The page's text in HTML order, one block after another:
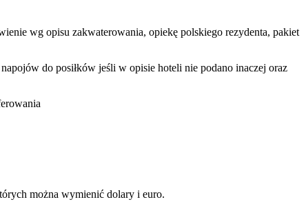
wg opisu zakwaterowania, opiekę polskiego rezydenta, pakiet
do posiłków jeśli w opisie hoteli nie podano inaczej oraz
można wymienić dolary i euro.